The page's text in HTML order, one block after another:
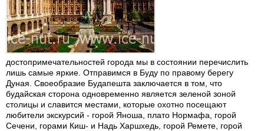
достопримечательностей города мы в состоянии перечислить
лишь самые яркие. Отправимся в Буду по правому берегу
Дуная. Своеобразие Будапешта заключается в том, что
будайская сторона одновременно является зеленой зоной
столицы и славится местами, которые охотно посещают
любители экскурсий - горой Яноша, плато Нормафа, горой
Сечени, горами Киш- и Надь Харшхедь, горой Ремете, горой